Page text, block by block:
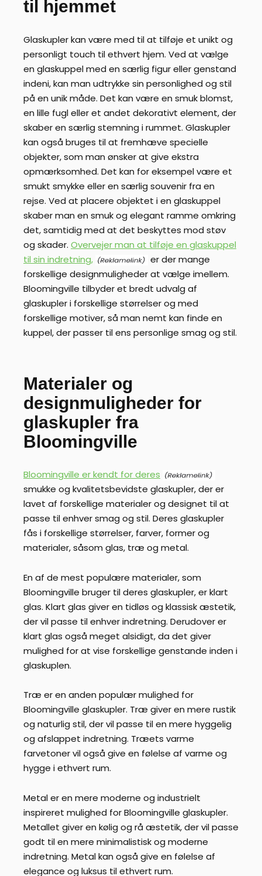
til hjemmet
Glaskupler kan være med til at tilføje et unikt og
personligt touch til ethvert hjem. Ved at vælge
en glaskuppel med en særlig figur eller genstand
indeni, kan man udtrykke sin personlighed og stil
på en unik måde. Det kan være en smuk blomst,
en lille fugl eller et andet dekorativt element, der
skaber en særlig stemning i rummet. Glaskupler
kan også bruges til at fremhæve specielle
objekter, som man ønsker at give ekstra
opmærksomhed. Det kan for eksempel være et
smukt smykke eller en særlig souvenir fra en
rejse. Ved at placere objektet i en glaskuppel
skaber man en smuk og elegant ramme omkring
det, samtidig med at det beskyttes mod støv
og skader. Overvejer man at tilføje en glaskuppel
til sin indretning,
er der mange
forskellige designmuligheder at vælge imellem.
Bloomingville tilbyder et bredt udvalg af
glaskupler i forskellige størrelser og med
forskellige motiver, så man nemt kan finde en
kuppel, der passer til ens personlige smag og stil.
Materialer og
designmuligheder for
glaskupler fra
Bloomingville
Bloomingville er kendt for deres
smukke og kvalitetsbevidste glaskupler, der er
lavet af forskellige materialer og designet til at
passe til enhver smag og stil. Deres glaskupler
fås i forskellige størrelser, farver, former og
materialer, såsom glas, træ og metal.
En af de mest populære materialer, som
Bloomingville bruger til deres glaskupler, er klart
glas. Klart glas giver en tidløs og klassisk æstetik,
der vil passe til enhver indretning. Derudover er
klart glas også meget alsidigt, da det giver
mulighed for at vise forskellige genstande inden i
glaskuplen.
Træ er en anden populær mulighed for
Bloomingville glaskupler. Træ giver en mere rustik
og naturlig stil, der vil passe til en mere hyggelig
og afslappet indretning. Træets varme
farvetoner vil også give en følelse af varme og
hygge i ethvert rum.
Metal er en mere moderne og industrielt
inspireret mulighed for Bloomingville glaskupler.
Metallet giver en kølig og rå æstetik, der vil passe
godt til en mere minimalistisk og moderne
indretning. Metal kan også give en følelse af
elegance og luksus til ethvert rum.